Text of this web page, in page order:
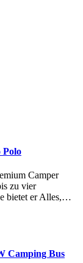
Polo
Camper
zu vier
bietet er Alles,…
Camping Bus